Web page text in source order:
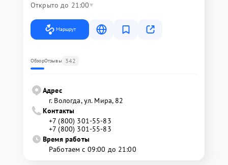
Открыто до 21:00
Маршрут
ОбзорОтзывы 342
Адрес
г. Вологда, ул. Мира, 82
Контакты
+7 (800) 301-55-83
+7 (800) 301-55-83
Время работы
Работаем с 09:00 до 21:00